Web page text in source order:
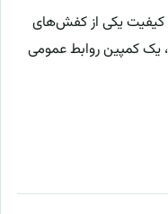
کیفیت یکی از کفش‌های
یک کمپین روابط عمومی